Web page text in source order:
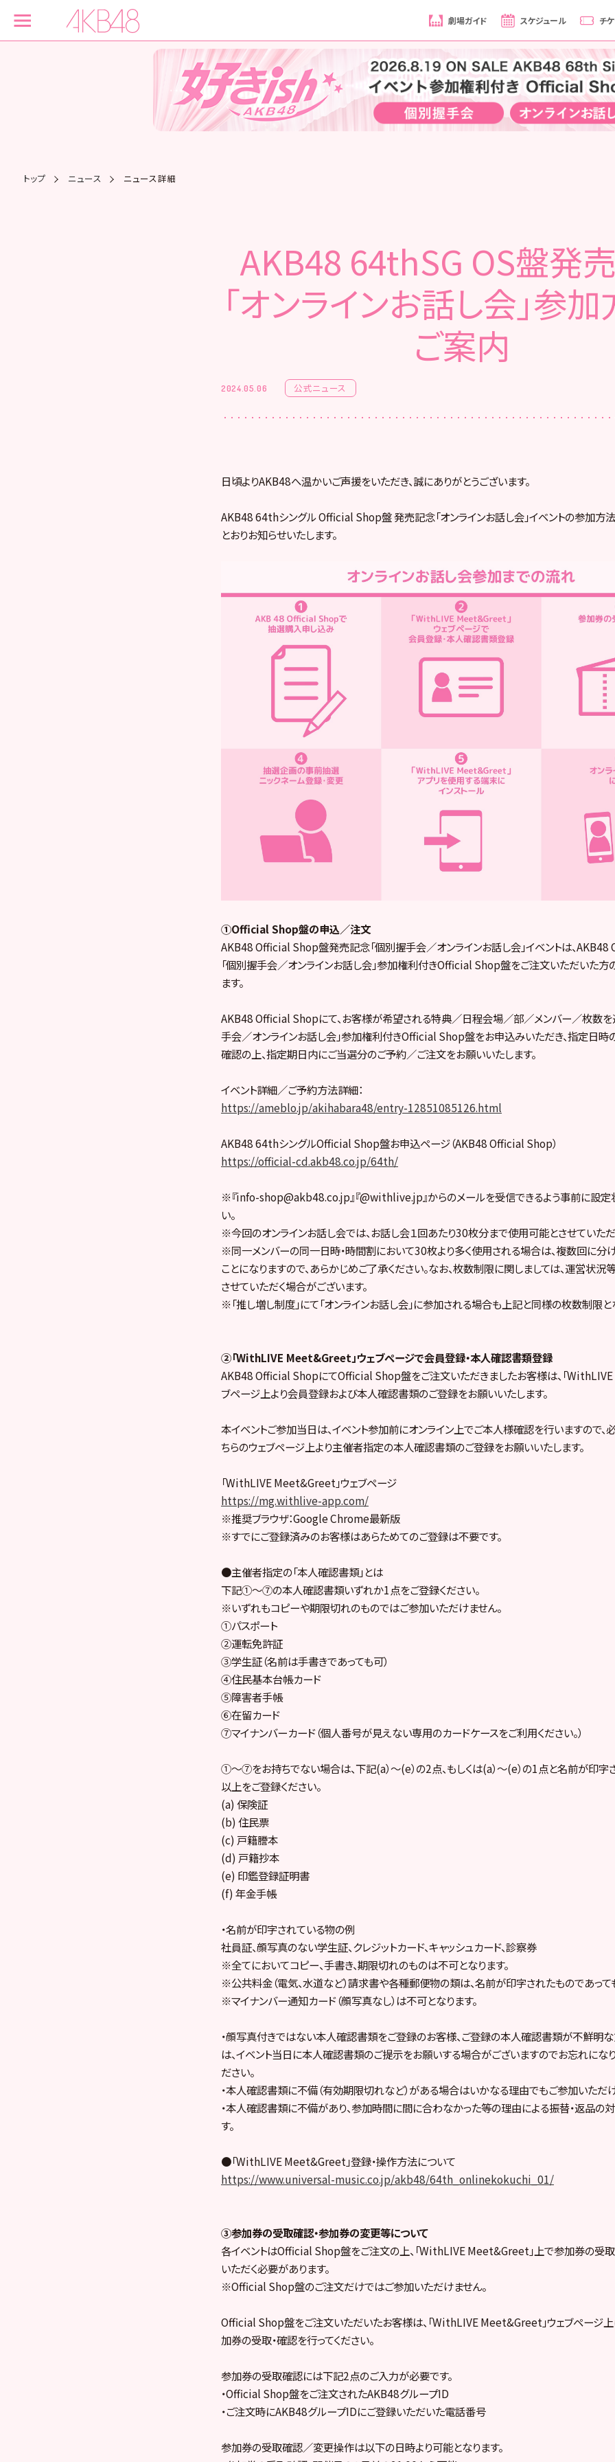
劇場ガイド スケジュール チ
トップ ニュース ニュース詳細
AKB48 64thSG OS盤発
「オンラインお話し会」参
ご案内
2024.05.06 公式ニュース
日頃よりAKB48へ温かいご声援をいただき、誠にありがとうございます。
AKB48 64thシングル Official Shop盤 発売記念「オンラインお話し会」イベントの参加方
とおりお知らせいたします。
①Official Shop盤の申込／注文
AKB48 Official Shop盤発売記念「個別握手会／オンラインお話し会」イベントは、
「個別握手会／オンラインお話し会」参加権利付きOfficial Shop盤をご注文いただいた方
ます。
AKB48 Official Shopにて、お客様が希望される特典／日程会場／部／メンバー／枚数を
手会／オンラインお話し会」参加権利付きOfficial Shop盤をお申込みいただき、指定日時
確認の上、指定期日内にご当選分のご予約／ご注文をお願いいたします。
イベント詳細／ご予約方法詳細：
https://ameblo.jp/akihabara48/entry-12851085126.html
AKB48 64thシングルOfficial Shop盤お申込ページ（AKB48 Official Shop）
https://official-cd.akb48.co.jp/64th/
※『info-shop@akb48.co.jp』『@withlive.jp』からのメールを受信できるよう事前に設定
い。
※今回のオンラインお話し会では、お話し会１回あたり30枚分まで使用可能とさせていただ
※同一メンバーの同一日時・時間割において30枚より多く使用される場合は、複数回に分
ことになりますので、あらかじめご了承ください。なお、枚数制限に関しましては、運営状況
させていただく場合がございます。
※「推し増し制度」にて「オンラインお話し会」に参加される場合も上記と同様の枚数制限と
②「WithLIVE Meet&Greet」ウェブページで会員登録・本人確認書類登録
AKB48 Official ShopにてOfficial Shop盤をご注文いただきましたお客様は、「
ブページ上より会員登録および本人確認書類のご登録をお願いいたします。
本イベントご参加当日は、イベント参加前にオンライン上でご本人様確認を行いますので、
ちらのウェブページ上より主催者指定の本人確認書類のご登録をお願いいたします。
「WithLIVE Meet&Greet」ウェブページ
https://mg.withlive-app.com/
※推奨ブラウザ：Google Chrome最新版
※すでにご登録済みのお客様はあらためてのご登録は不要です。
●主催者指定の「本人確認書類」とは
下記①～⑦の本人確認書類いずれか1点をご登録ください。
※いずれもコピーや期限切れのものではご参加いただけません。
①パスポート
②運転免許証
③学生証（名前は手書きであっても可）
④住民基本台帳カード
⑤障害者手帳
⑥在留カード
⑦マイナンバーカード（個人番号が見えない専用のカードケースをご利用ください。）
①～⑦をお持ちでない場合は、下記(a）～(e）の2点、もしくは(a）～(e）の1点と名前が印字
以上をご登録ください。
(a) 保険証
(b) 住民票
(c) 戸籍謄本
(d) 戸籍抄本
(e) 印鑑登録証明書
(f) 年金手帳
・名前が印字されている物の例
社員証、顔写真のない学生証、クレジットカード、キャッシュカード、診察券
※全てにおいてコピー、手書き、期限切れのものは不可となります。
※公共料金（電気、水道など）請求書や各種郵便物の類は、名前が印字されたものであって
※マイナンバー通知カード（顔写真なし）は不可となります。
・顔写真付きではない本人確認書類をご登録のお客様、ご登録の本人確認書類が不鮮明
は、イベント当日に本人確認書類のご提示をお願いする場合がございますのでお忘れにな
ださい。
・本人確認書類に不備（有効期限切れなど）がある場合はいかなる理由でもご参加いただ
・本人確認書類に不備があり、参加時間に間に合わなかった等の理由による振替・返品の
す。
●「WithLIVE Meet&Greet」登録・操作方法について
https://www.universal-music.co.jp/akb48/64th_onlinekokuchi_01/
③参加券の受取確認・参加券の変更等について
各イベントはOfficial Shop盤をご注文の上、「WithLIVE Meet&Greet」上で参加券の受取
いただく必要があります。
※Official Shop盤のご注文だけではご参加いただけません。
Official Shop盤をご注文いただいたお客様は、「WithLIVE Meet&Greet」ウェブページ
加券の受取・確認を行ってください。
参加券の受取確認には下記2点のご入力が必要です。
・Official Shop盤をご注文されたAKB48グループID
・ご注文時にAKB48グループIDにご登録いただいた電話番号
参加券の受取確認／変更操作は以下の日時より可能となります。